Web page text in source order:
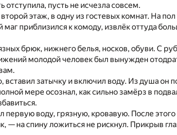
пусть не исчезла совсем.
этаж, в одну из гостевых комнат. На
маг приблизился к комоду, извлёк оттуда
брюк, нижнего белья, носков, обуви. С
молодой человек был вынужден
затычку и включил воду. Из душа он
мере осознал, как сильно замёрз в
первую воду, грязную, кровавую. После
— на спину ложиться не рискнул. Прикрыв